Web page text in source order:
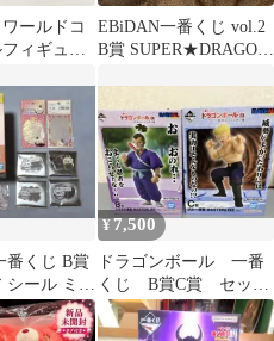
ールドコ
ィギュ
賞 騰
EBiDAN一番くじ vol.2
B賞 SUPER★DRAGON
番くじ B賞
ール ミラ
クリアス
¥7,500
ドラゴンボール 一番
くじ B賞C賞 セット
売り